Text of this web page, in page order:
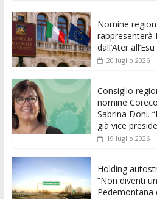
e
b
o
o
k
itt
er l s
A
p
p
e
n
Nomine
rappresenterà
dall’Ater
20 luglio 2026
Consiglio
nomine
Sabrina Doni.
già vice
19 luglio 2026
Holding
“Non diventi
Pedemontana